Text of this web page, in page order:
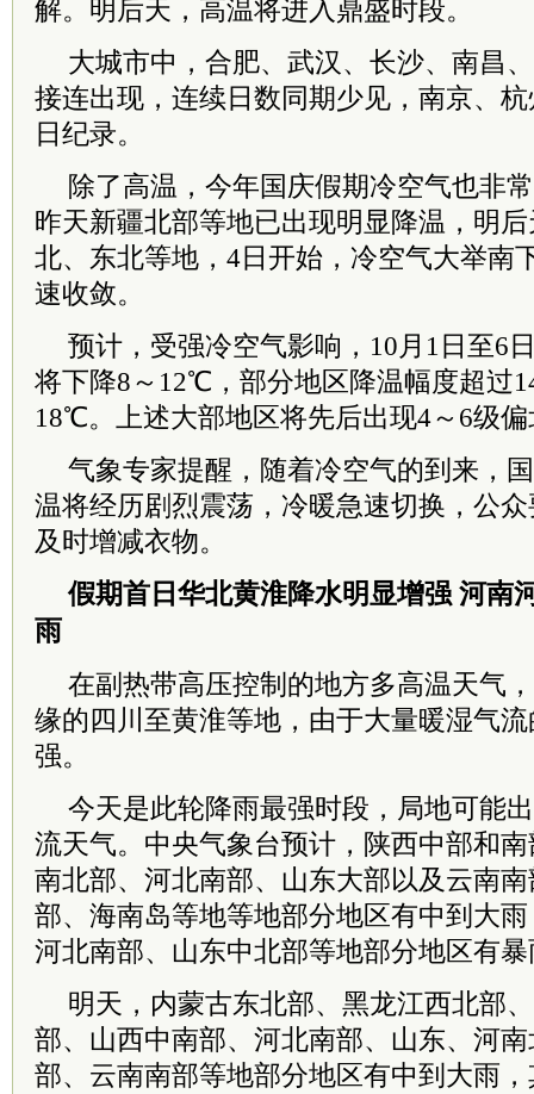
解。明后天，高温将进入鼎盛时段。
大城市中，合肥、武汉、长沙、南昌
接连出现，连续日数同期少见，南京、
日纪录。
除了高温，今年国庆假期冷空气也非
昨天新疆北部等地已出现明显降温，明
北、东北等地，4日开始，冷空气大举南
速收敛。
预计，受强冷空气影响，10月1日至6
将下降8～12℃，部分地区降温幅度超过
18℃。上述大部地区将先后出现4～6级
气象专家提醒，随着冷空气的到来，
温将经历剧烈震荡，冷暖急速切换，公
及时增减衣物。
假期首日华北黄淮降水明显增强 河南
雨
在副热带高压控制的地方多高温天气
缘的四川至黄淮等地，由于大量暖湿气
强。
今天是此轮降雨最强时段，局地可能
流天气。中央气象台预计，陕西中部和
南北部、河北南部、山东大部以及云南
部、海南岛等地等地部分地区有中到大
河北南部、山东中北部等地部分地区有
明天，内蒙古东北部、黑龙江西北部
部、山西中南部、河北南部、山东、河
部、云南南部等地部分地区有中到大雨